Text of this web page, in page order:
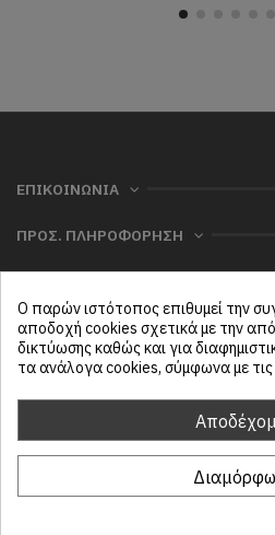
ΕΠΙΚΟΙΝΩΝΙΑ
ΠΡΟΣ. ΠΛΗΡΟΦΟΡΗΣΗ
ΜΕΝΟΥ
Follow us
| All rights
Ο παρών ιστότοπος επιθυμεί την
αποδοχή cookies σχετικά με την
δικτύωσης καθώς και για
τα ανάλογα cookies, σύμφωνα με τις